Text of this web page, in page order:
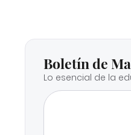
Boletín de
Lo esencial de la